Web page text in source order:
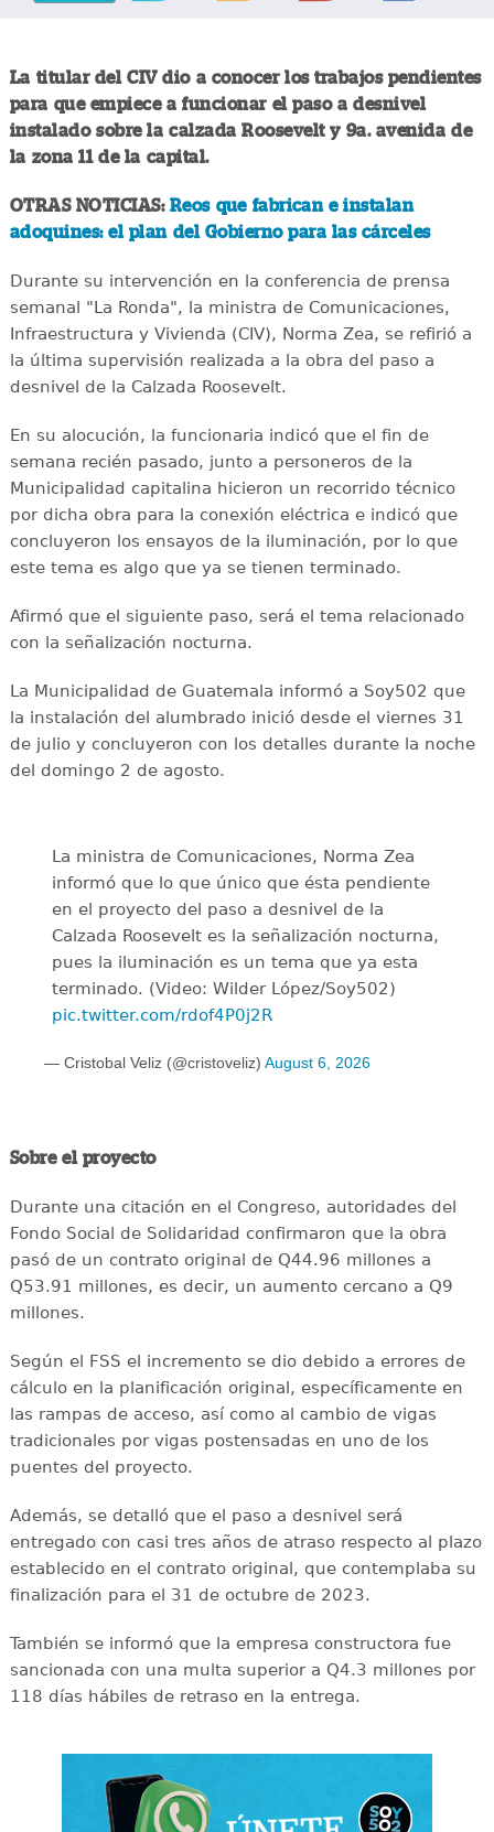
La titular del CIV dio a conocer los trabajos pendientes
para que empiece a funcionar el paso a desnivel
instalado sobre la calzada Roosevelt y 9a. avenida de
la zona 11 de la capital.
OTRAS NOTICIAS: Reos que fabrican e instalan
adoquines: el plan del Gobierno para las cárceles
Durante su intervención en la conferencia de prensa
semanal "La Ronda", la ministra de Comunicaciones,
Infraestructura y Vivienda (CIV), Norma Zea, se refirió a
la última supervisión realizada a la obra del paso a
desnivel de la Calzada Roosevelt.
En su alocución, la funcionaria indicó que el fin de
semana recién pasado, junto a personeros de la
Municipalidad capitalina hicieron un recorrido técnico
por dicha obra para la conexión eléctrica e indicó que
concluyeron los ensayos de la iluminación, por lo que
este tema es algo que ya se tienen terminado.
Afirmó que el siguiente paso, será el tema relacionado
con la señalización nocturna.
La Municipalidad de Guatemala informó a Soy502 que
la instalación del alumbrado inició desde el viernes 31
de julio y concluyeron con los detalles durante la noche
del domingo 2 de agosto.
La ministra de Comunicaciones, Norma Zea
informó que lo que único que ésta pendiente
en el proyecto del paso a desnivel de la
Calzada Roosevelt es la señalización nocturna,
pues la iluminación es un tema que ya esta
terminado. (Video: Wilder López/Soy502)
pic.twitter.com/rdof4P0j2R
— Cristobal Veliz (@cristoveliz) August 6, 2026
Sobre el proyecto
Durante una citación en el Congreso, autoridades del
Fondo Social de Solidaridad confirmaron que la obra
pasó de un contrato original de Q44.96 millones a
Q53.91 millones, es decir, un aumento cercano a Q9
millones.
Según el FSS el incremento se dio debido a errores de
cálculo en la planificación original, específicamente en
las rampas de acceso, así como al cambio de vigas
tradicionales por vigas postensadas en uno de los
puentes del proyecto.
Además, se detalló que el paso a desnivel será
entregado con casi tres años de atraso respecto al plazo
establecido en el contrato original, que contemplaba su
finalización para el 31 de octubre de 2023.
También se informó que la empresa constructora fue
sancionada con una multa superior a Q4.3 millones por
118 días hábiles de retraso en la entrega.